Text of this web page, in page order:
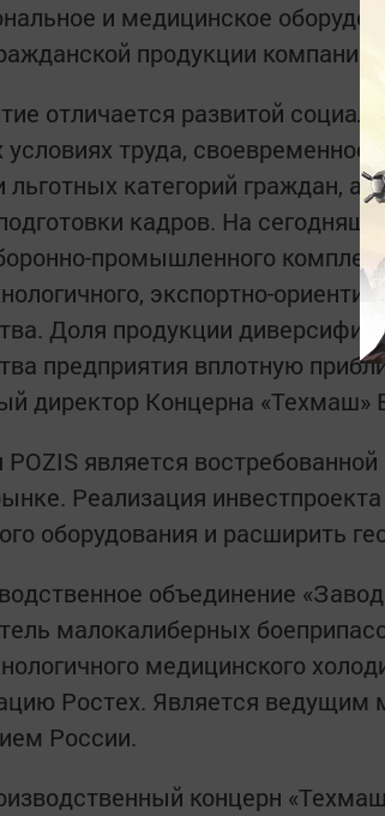
и медицинское
продукции компании.
отличается развитой
условиях труда,
категорий граждан, а
кадров. На
промышленного
экспортно-
Доля продукции
предприятия вплотную
директор Концерна «Техмаш»
является
Реализация
оборудования и расширить
объединение
малокалиберных
медицинского
Ростех. Является
России.
концерн